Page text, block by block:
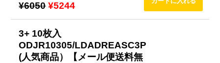
¥6050 ¥5244
3+ 10枚入
ODJR10305/LDADREASC3P
(人気商品）【メール便送料無